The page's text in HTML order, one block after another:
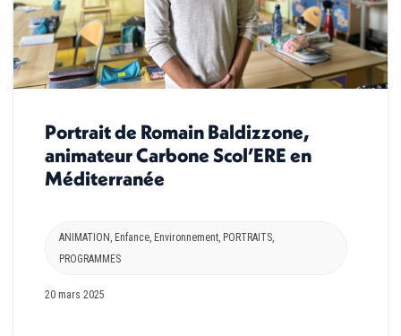
Portrait de Romain Baldizzone,
animateur Carbone Scol’ERE en
Méditerranée
ANIMATION Enfance Environnement PORTRAITS
PROGRAMMES
20 mars 2025